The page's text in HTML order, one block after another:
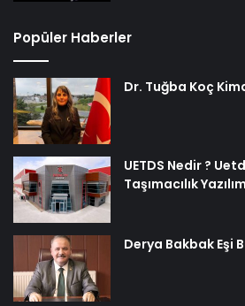
Popüler Haberler
Dr. Tuğba Koç
UETDS Nedir ?
Taşımacılık
Derya Bakbak Eşi